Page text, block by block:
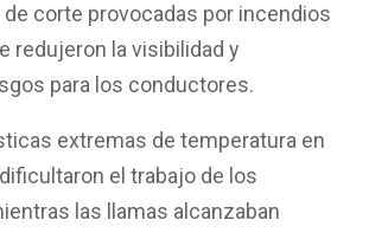
corte provocadas por incendios
redujeron la visibilidad y
para los conductores.
extremas de temperatura en
dificultaron el trabajo de los
las llamas alcanzaban